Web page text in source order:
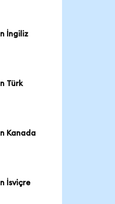
İngiliz
Türk
Kanada
İsviçre